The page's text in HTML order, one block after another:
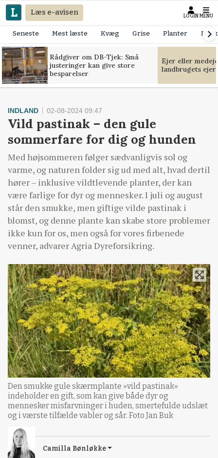
Læs e-avisen LOGIN MENU
Seneste Mest læste Kvæg Grise Planter
Rådgiver om DB-Tjek: Små
justeringer kan give store
besparelser
Ejer eller
landbrugets
INDLAND 02-08-2024 09:47
Vild pastinak – den gule
sommerfare for dig og hunden
Med højsommeren følger sædvanligvis sol og
varme, og naturen folder sig ud med alt, hvad dertil
hører – inklusive vildtlevende planter, der kan
være farlige for dyr og mennesker. I juli og august
står den smukke, men giftige vilde pastinak i
blomst, og denne plante kan skabe store problemer
ikke kun for os, men også for vores firbenede
venner, advarer Agria Dyreforsikring.
Den smukke gule skærmplante »vild pastinak«
indeholder en gift, som kan give både dyr og
mennesker misfarvninger i huden, smertefulde udslæt
og i værste tilfælde vabler og sår. Foto Jan Buk
Camilla Bønløkke